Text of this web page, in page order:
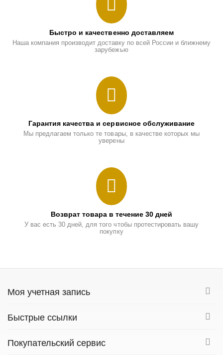
Быстро и качественно доставляем
Наша компания производит доставку по всей России и ближнему
зарубежью
Гарантия качества и сервисное обслуживание
Мы предлагаем только те товары, в качестве которых мы
уверены
Возврат товара в течение 30 дней
У вас есть 30 дней, для того чтобы протестировать вашу
покупку
Моя учетная запись
Быстрые ссылки
Покупательский сервис